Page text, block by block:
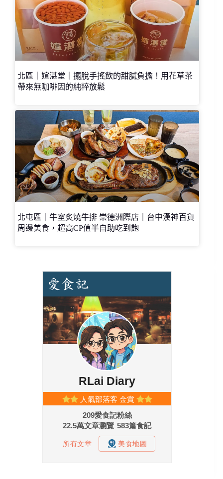
北區｜媗湛堂｜擺脫手搖飲的甜膩負擔！用花草茶
帶來無咖啡因的純粹放鬆
北屯區｜牛室炙燒牛排 崇德洲際店｜台中漢神百貨
周邊美食，超高CP值半自助吃到飽